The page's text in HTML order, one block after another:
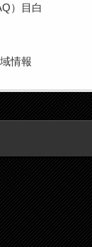
）目白
情報